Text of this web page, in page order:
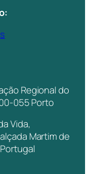
Regional do
055 Porto
Vida,
Martim de